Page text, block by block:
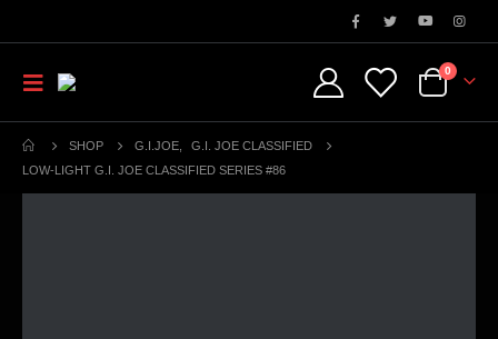
0
SHOP G.I.JOE
G.I. JOE CLASSIFIED
LOW-LIGHT G.I. JOE CLASSIFIED SERIES #86